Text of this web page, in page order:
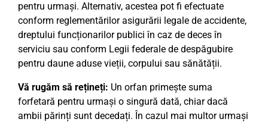
pentru urmași. Alternativ, acestea pot fi efectuate
conform reglementărilor asigurării legale de accidente,
dreptului funcționarilor publici în caz de deces în
serviciu sau conform Legii federale de despăgubire
pentru daune aduse vieții, corpului sau sănătății.
Vă rugăm să rețineți: Un orfan primește suma
forfetară pentru urmași o singură dată, chiar dacă
ambii părinți sunt decedați. În cazul mai multor urmași